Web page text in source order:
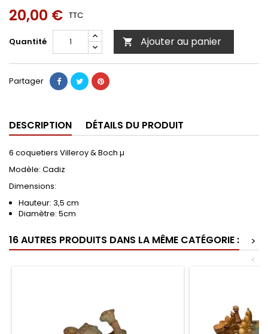
20,00 € TTC
Quantité  Ajouter au panier
Partager
DESCRIPTION DÉTAILS DU PRODUIT
6 coquetiers Villeroy & Boch µ
Modèle: Cadiz
Dimensions:
Hauteur: 3,5 cm
Diamètre: 5cm
16 AUTRES PRODUITS DANS LA MÊME CATÉGORIE :
>
<